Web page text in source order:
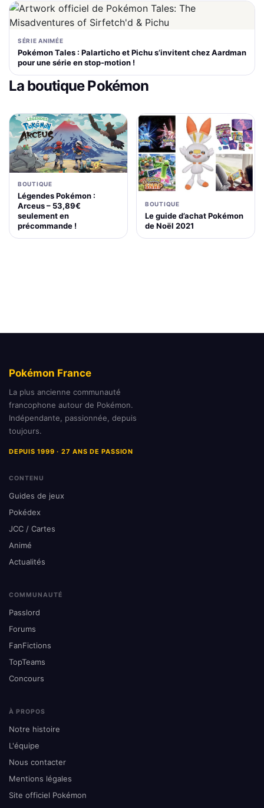
SÉRIE ANIMÉE
Pokémon Tales : Palarticho et Pichu s’invitent chez Aardman
pour une série en stop-motion !
La boutique Pokémon
BOUTIQUE
Légendes Pokémon :
Arceus – 53,89€
seulement en
précommande !
BOUTIQUE
Le guide d’achat Pokémon
de Noël 2021
Pokémon France
La plus ancienne communauté
francophone autour de Pokémon.
Indépendante, passionnée, depuis
toujours.
DEPUIS 1999 · 27 ANS DE PASSION
CONTENU
Guides de jeux
Pokédex
JCC / Cartes
Animé
Actualités
COMMUNAUTÉ
Passlord
Forums
FanFictions
TopTeams
Concours
À PROPOS
Notre histoire
L'équipe
Nous contacter
Mentions légales
Site officiel Pokémon